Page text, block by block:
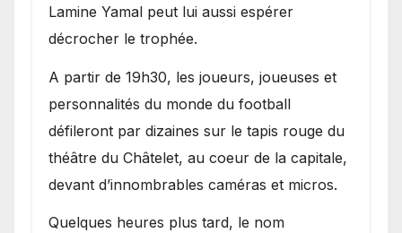
Lamine Yamal peut lui aussi espérer
décrocher le trophée.
A partir de 19h30, les joueurs, joueuses et
personnalités du monde du football
défileront par dizaines sur le tapis rouge du
théâtre du Châtelet, au coeur de la capitale,
devant d’innombrables caméras et micros.
Quelques heures plus tard, le nom